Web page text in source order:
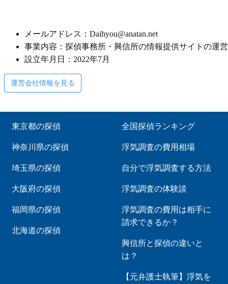
メールアドレス：Daihyou@anatan.net
事業内容：探偵事務所・興信所の情報提供サイトの運営
設立年月日：2022年7月
運営会社情報を見る
東京都の探偵
神奈川県の探偵
埼玉県の探偵
大阪府の探偵
福岡県の探偵
北海道の探偵
全国探偵ランキング
浮気調査の費用相場
自分で浮気調査する方法
浮気調査の体験談
浮気調査の費用は相手に
請求できるか？
興信所と探偵の違いと
は？
【元弁護士執筆】浮気を